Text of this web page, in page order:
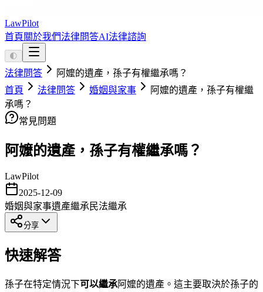
LawPilot
首頁 關於我們法律問答AI法律諮詢
🌓
法律問答
阿嬤的遺產，孫子有權繼承嗎？
首頁
法律問答 婚姻與家事
阿嬤的遺產，孫子有權繼
承嗎？
常見問題
阿嬤的遺產，孫子有權繼承嗎？
LawPilot
2025-12-09
婚姻與家事遺產繼承 民法繼承
分享
快速解答
孫子在特定情況下可以繼承阿嬤的遺產。這主要取決於孫子的